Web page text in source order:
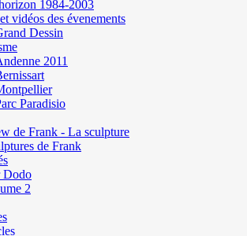
1984-2003
vidéos des évenements
Dessin
2011
Paradisio
de Frank - La sculpture
de Frank
Dodo
2